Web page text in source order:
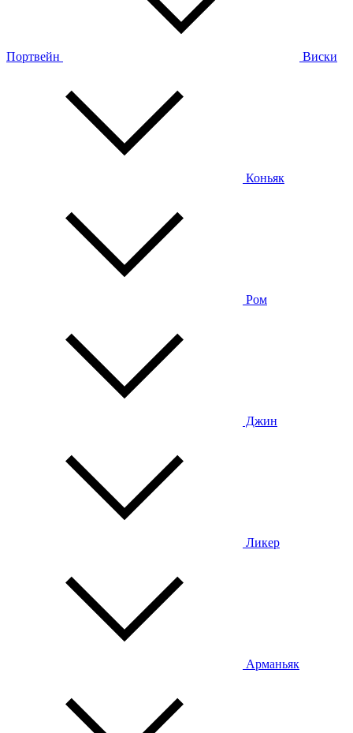
Портвейн Виски
Коньяк
Ром
Джин
Ликер
Арманьяк